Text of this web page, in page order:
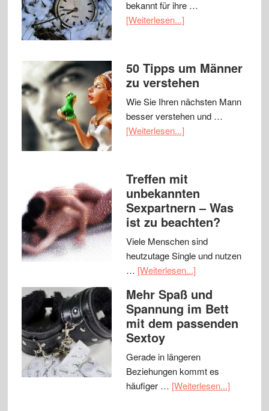
bekannt für ihre …
[Weiterlesen...]
50 Tipps um Männer
zu verstehen
Wie Sie Ihren nächsten Mann
besser verstehen und …
[Weiterlesen...]
Treffen mit
unbekannten
Sexpartnern – Was
ist zu beachten?
Viele Menschen sind
heutzutage Single und nutzen
… [Weiterlesen...]
Mehr Spaß und
Spannung im Bett
mit dem passenden
Sextoy
Gerade in längeren
Beziehungen kommt es
häufiger … [Weiterlesen...]